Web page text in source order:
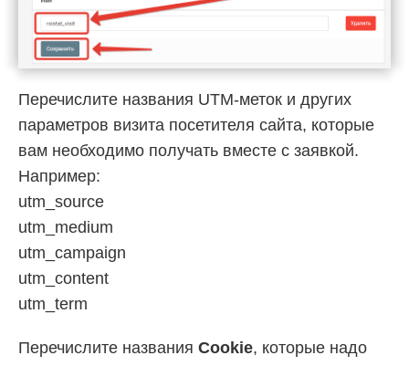
Перечислите названия UTM-меток и других
параметров визита посетителя сайта, которые
вам необходимо получать вместе с заявкой.
Например:
utm_source
utm_medium
utm_campaign
utm_content
utm_term
Перечислите названия Cookie, которые надо